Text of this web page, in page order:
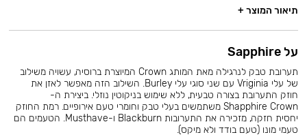
תיאור המוצר +
על Sapphire
תערובת טבק לנרגילה מאת המותג Crown המיוצרת ברוסיה, עשויה משילוב
של עלי Vriginia עם שני סוגי עלי Burley. השילוב הזה מאפשר לאזן את
חוזק התערובת בצורה טבעית, ללא שימוש בניקוטין נוזלי. ביצירת ה-
Shapphire Crown משתמשים בעלי טבק וחומרי טעם אירופיים. רמת החוזק
יחסית חזקה, מזכירה את התערובות Blackburn ו-Musthave. הטעמים הם
טעמי מונו (טעם בודד ולא מיקס).